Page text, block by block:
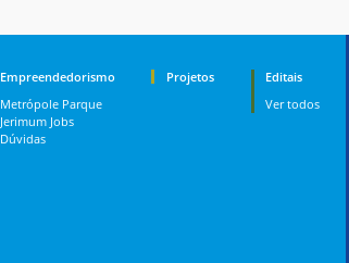
Empreendedorismo
Metrópole Parque
Jerimum Jobs
Dúvidas
Projetos
Editais
Ver todos